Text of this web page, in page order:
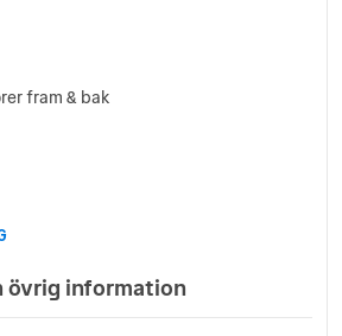
fram & bak
övrig information